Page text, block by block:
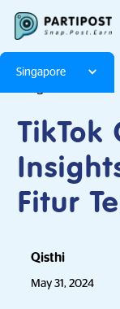
Singapore
TikTok
Fitur
Qisthi
May 31, 2024